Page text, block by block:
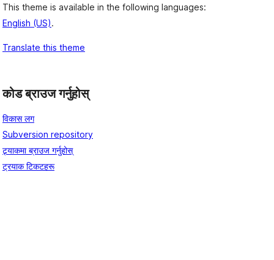
This theme is available in the following languages:
English (US).
Translate this theme
कोड ब्राउज गर्नुहोस्
विकास लग
Subversion repository
ट्र्याकमा ब्राउज गर्नुहोस्
ट्रयाक टिकटहरू